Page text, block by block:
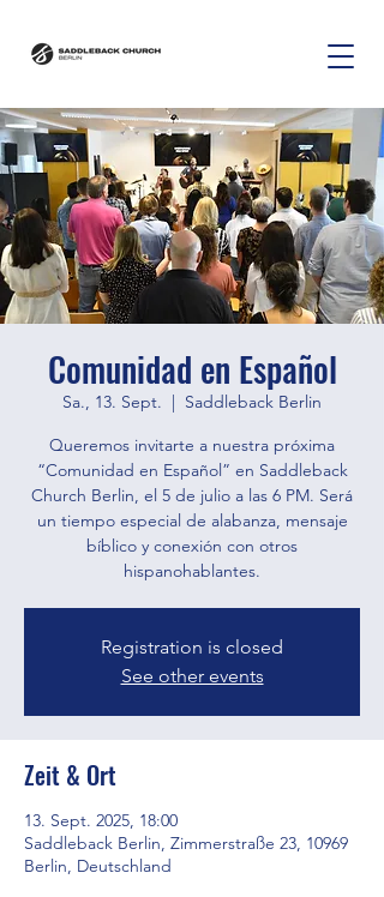
Comunidad en Español
Sa., 13. Sept.
  |
Saddleback Berlin
Queremos invitarte a nuestra próxima
“Comunidad en Español” en Saddleback
Church Berlin, el 5 de julio a las 6 PM. Será
un tiempo especial de alabanza, mensaje
bíblico y conexión con otros
hispanohablantes.
Registration is closed
See other events
Zeit & Ort
13. Sept. 2025, 18:00
Saddleback Berlin, Zimmerstraße 23, 10969
Berlin, Deutschland